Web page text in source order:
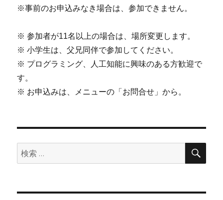
※事前のお申込みなき場合は、参加できません。
※ 参加者が11名以上の場合は、場所変更します。
※ 小学生は、父兄同伴で参加してください。
※ プログラミング、人工知能に興味のある方歓迎で
す。
※ お申込みは、メニューの「お問合せ」から。
検
索:
検